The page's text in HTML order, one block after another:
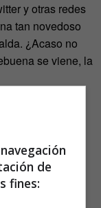
y otras redes
tan novedoso
¿Acaso no
se viene, la
de
fines: